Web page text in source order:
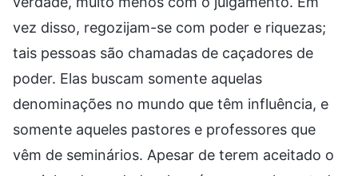
vez disso, regozijam-se com poder e riquezas;
tais pessoas são chamadas de caçadores de
poder. Elas buscam somente aquelas
denominações no mundo que têm influência, e
somente aqueles pastores e professores que
vêm de seminários. Apesar de terem aceitado o